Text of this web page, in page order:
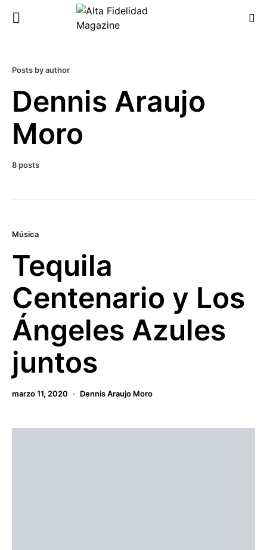
Posts by author
Dennis Araujo
Moro
8 posts
Música
Tequila
Centenario y Los
Ángeles Azules
juntos
marzo 11, 2020 Dennis Araujo Moro